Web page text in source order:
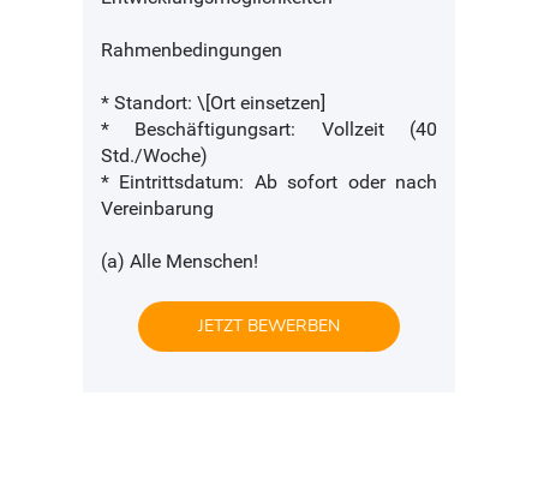
Rahmenbedingungen
* Standort: \[Ort einsetzen]
* Beschäftigungsart: Vollzeit (40
Std./Woche)
* Eintrittsdatum: Ab sofort oder nach
Vereinbarung
(a) Alle Menschen!
JETZT BEWERBEN